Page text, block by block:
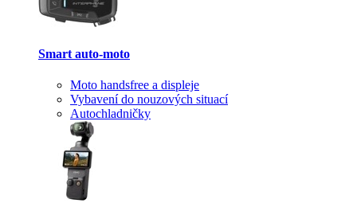
Smart auto-moto
Moto handsfree a displeje
Vybavení do nouzových situací
Autochladničky